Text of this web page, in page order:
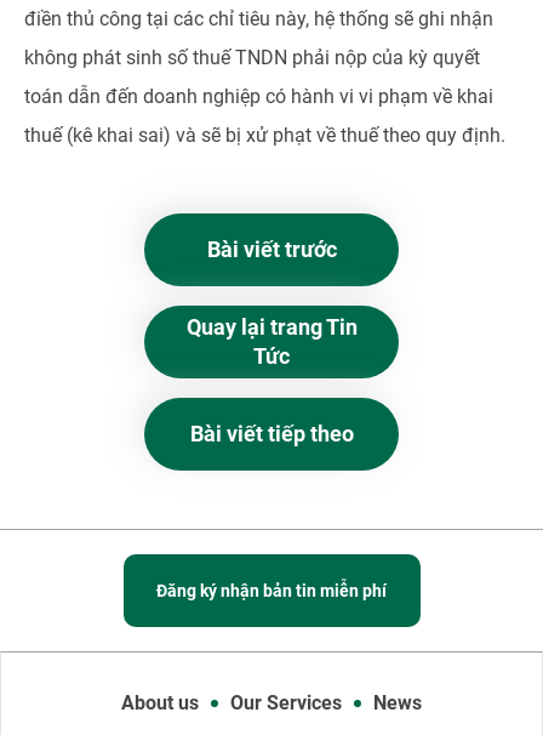
điền thủ công tại các chỉ tiêu này, hệ thống sẽ ghi nhận
không phát sinh số thuế TNDN phải nộp của kỳ quyết
toán dẫn đến doanh nghiệp có hành vi vi phạm về khai
thuế (kê khai sai) và sẽ bị xử phạt về thuế theo quy định.
Bài viết trước
Quay lại trang Tin
Tức
Bài viết tiếp theo
Đăng ký nhận bản tin miễn phí
About us Our Services News